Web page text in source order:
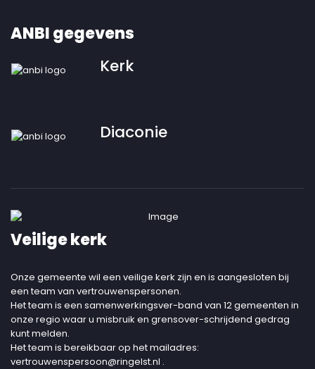
ANBI gegevens
Kerk
Diaconie
Veilige kerk
Onze gemeente wil een veilige kerk zijn en is aangesloten bij
een team van vertrouwenspersonen.
Het team is een samenwerkingsver-band van 12 gemeenten in
onze regio waar u misbruik en grensover-schrijdend gedrag
kunt melden.
Het team is bereikbaar op het mailadres:
vertrouwenspersoon@ringelst.nl .